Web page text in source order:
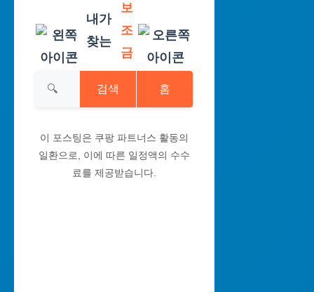
내가
찾는
보
조
금
검색 홈
이 포스팅은 쿠팡 파트너스 활동의
일환으로, 이에 따른 일정액의 수수
료를 제공받습니다.